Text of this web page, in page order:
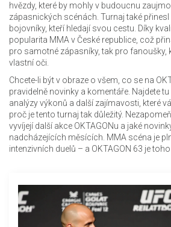
hvězdy, které by mohly v budoucnu
zápasnických scénách. Turnaj také
bojovníky, kteří hledají svou cestu. Díky
popularita MMA v České republice, což
pro samotné zápasníky, tak pro fanoušky,
vlastní oči.
Chcete-li být v obraze o všem, co se na
pravidelně novinky a komentáře. Najdete
analýzy výkonů a další zajímavosti, které
proč je tento turnaj tak důležitý.
vyvíjejí další akce OKTAGONu a jaké
nadcházejících měsících. MMA scéna je
intenzivních duelů – a OKTAGON 63 je